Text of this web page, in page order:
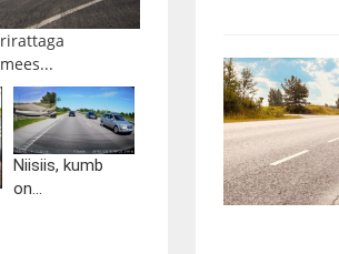
Niisiis, kumb
on...